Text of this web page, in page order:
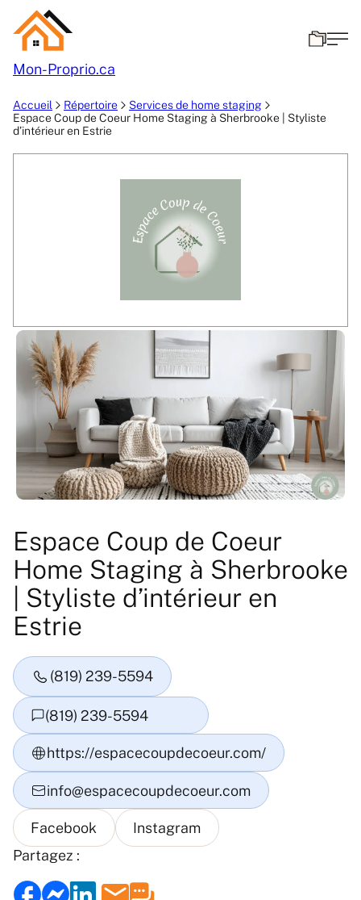
Mon-Proprio.ca
Accueil Répertoire
Services de home staging
Espace Coup de Coeur Home Staging à Sherbrooke | Styliste
d’intérieur en Estrie
Espace Coup de Coeur
Home Staging à Sherbrooke
| Styliste d’intérieur en
Estrie
Partagez :